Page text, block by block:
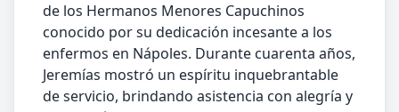
de los Hermanos Menores Capuchinos
conocido por su dedicación incesante a los
enfermos en Nápoles. Durante cuarenta años,
Jeremías mostró un espíritu inquebrantable
de servicio, brindando asistencia con alegría y